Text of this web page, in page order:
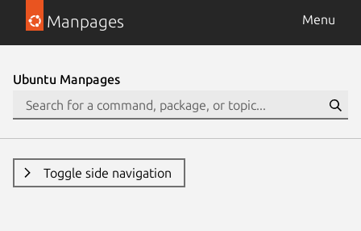
Manpages Menu
Ubuntu Manpages
Toggle side navigation